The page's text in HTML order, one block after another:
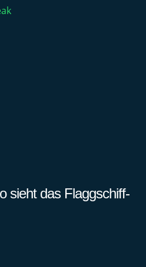
sieht das Flaggschiff-